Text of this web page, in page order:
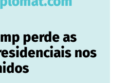
perde as
nos